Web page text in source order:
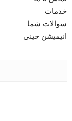
خدمات
سوالات شما
انیمیشن چینی